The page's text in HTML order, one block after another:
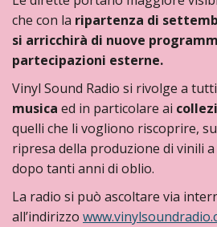
che con la ripartenza di
si arricchirà di nuove
partecipazioni esterne.
Vinyl Sound Radio si rivolge a
musica ed in particolare ai
quelli che li vogliono riscoprire,
ripresa della produzione di vinili
dopo tanti anni di oblio.
La radio si può ascoltare via
all’indirizzo